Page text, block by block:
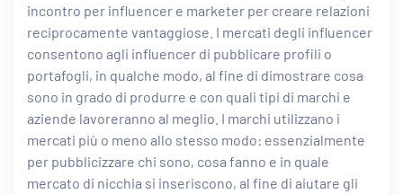
incontro per influencer e marketer per creare relazioni
reciprocamente vantaggiose. I mercati degli influencer
consentono agli influencer di pubblicare profili o
portafogli, in qualche modo, al fine di dimostrare cosa
sono in grado di produrre e con quali tipi di marchi e
aziende lavoreranno al meglio. I marchi utilizzano i
mercati più o meno allo stesso modo: essenzialmente
per pubblicizzare chi sono, cosa fanno e in quale
mercato di nicchia si inseriscono, al fine di aiutare gli